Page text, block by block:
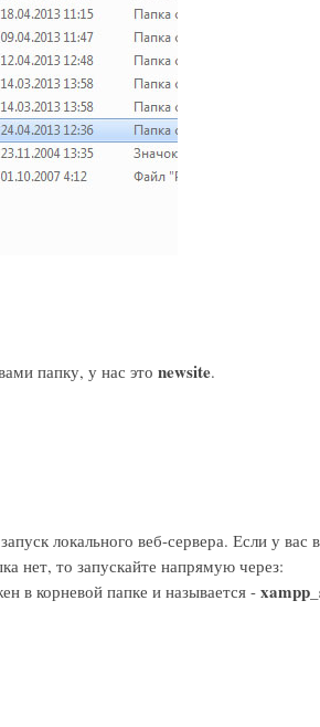
папку, у нас это newsite.
локального веб-сервера. Если у вас
нет, то запускайте напрямую через:
в корневой папке и называется -